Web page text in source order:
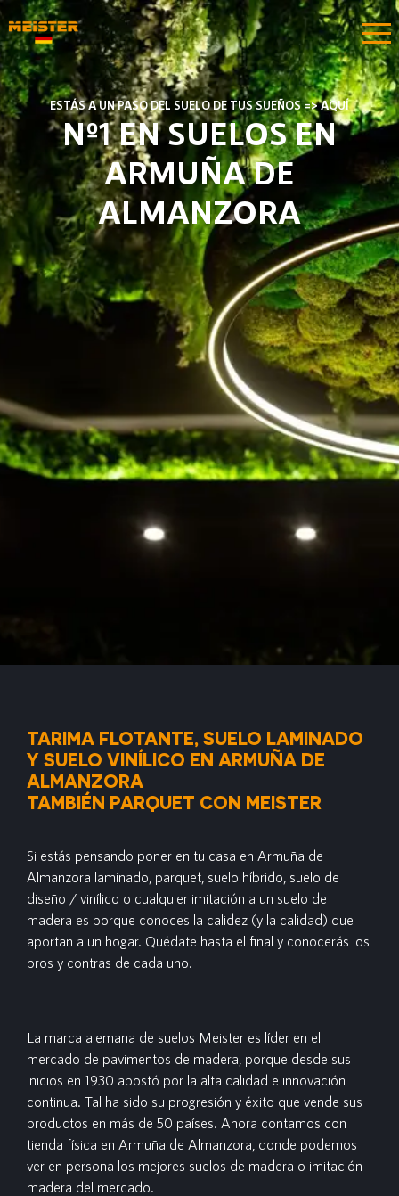
ESTÁS A UN PASO DEL SUELO DE TUS SUEÑOS => AQUÍ
Nº1 EN SUELOS EN
ARMUÑA DE
ALMANZORA
TARIMA FLOTANTE, SUELO LAMINADO
Y SUELO VINÍLICO EN ARMUÑA DE
ALMANZORA
TAMBIÉN PARQUET CON MEISTER
Si estás pensando poner en tu casa en Armuña de
Almanzora laminado, parquet, suelo híbrido, suelo de
diseño / vinílico o cualquier imitación a un suelo de
madera es porque conoces la calidez (y la calidad) que
aportan a un hogar. Quédate hasta el final y conocerás los
pros y contras de cada uno.
La marca alemana de suelos Meister es líder en el
mercado de pavimentos de madera, porque desde sus
inicios en 1930 apostó por la alta calidad e innovación
continua. Tal ha sido su progresión y éxito que vende sus
productos en más de 50 países. Ahora contamos con
tienda física en Armuña de Almanzora, donde podemos
ver en persona los mejores suelos de madera o imitación
madera del mercado.